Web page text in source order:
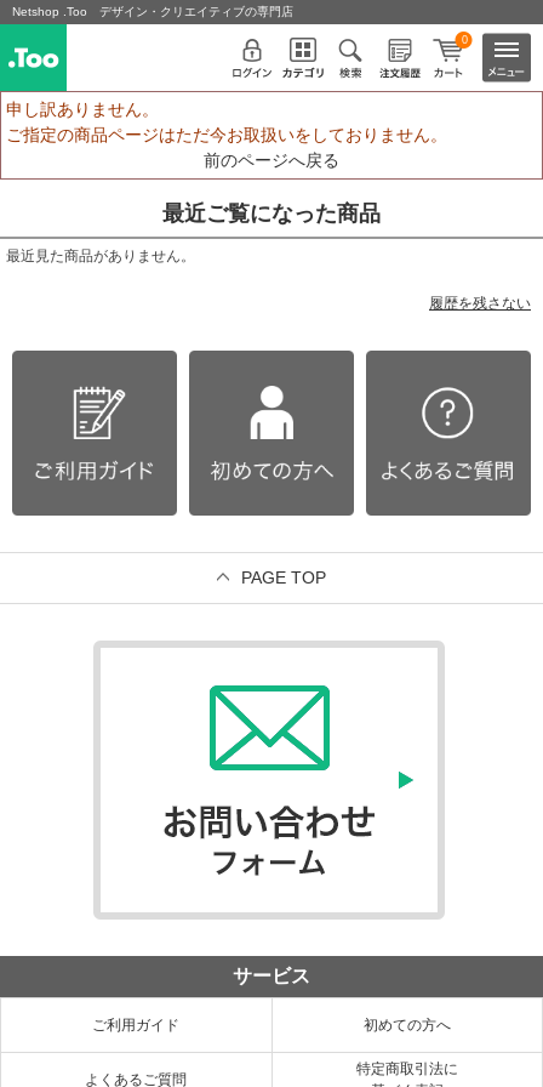
Netshop .Too デザイン・クリエイティブの専門店
0
申し訳ありません。
ご指定の商品ページはただ今お取扱いをしておりません。
前のページへ戻る
最近ご覧になった商品
最近見た商品がありません。
履歴を残さない
PAGE TOP
サービス
ご利用ガイド 初めての方へ
よくあるご質問
特定商取引法に